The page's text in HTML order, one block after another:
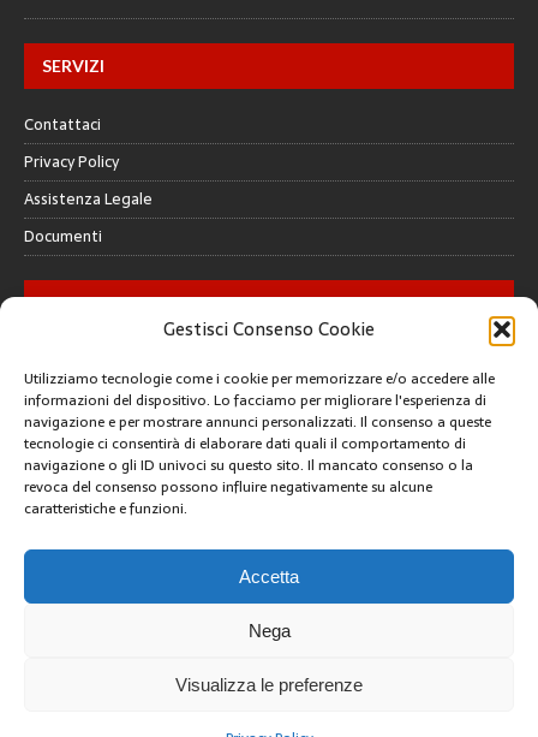
Gestisci Consenso Cookie
Utilizziamo tecnologie come i cookie per memorizzare e/o accedere alle
informazioni del dispositivo. Lo facciamo per migliorare l'esperienza di
navigazione e per mostrare annunci personalizzati. Il consenso a queste
tecnologie ci consentirà di elaborare dati quali il comportamento di
navigazione o gli ID univoci su questo sito. Il mancato consenso o la
revoca del consenso possono influire negativamente su alcune
caratteristiche e funzioni.
Accetta
Nega
Visualizza le preferenze
SERVIZI
Contattaci
Privacy Policy
Assistenza Legale
Documenti
GALLERY
CREATIVE COMMONS
Questa opera è concessa in licenza con i termini